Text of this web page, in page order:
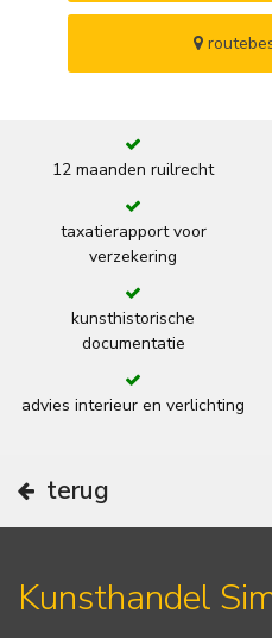
12 maanden ruilrecht
taxatierapport voor
verzekering
kunsthistorische
documentatie
advies interieur en verlichting
terug
Kunsthandel